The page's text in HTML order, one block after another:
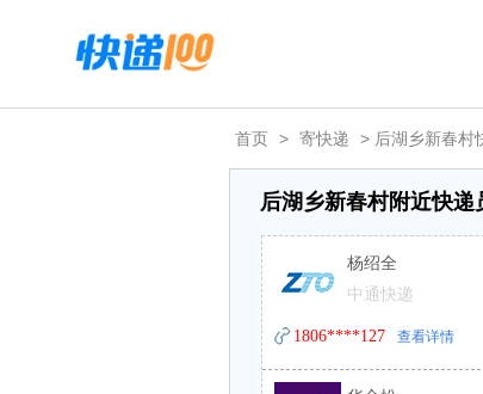
首页 > 寄快递 > 后湖乡新春村
后湖乡新春村附近快递
杨绍全
中通快递
1806****127 查看详情